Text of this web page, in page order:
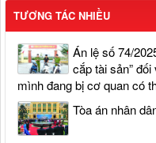
TƯƠNG TÁC NHIỀU
Án lệ số 74/
cắp tài sản”
mình đang bị cơ quan có
Tòa án nhân